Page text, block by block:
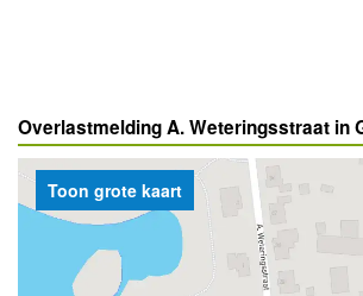
Overlastmelding A. Weteringsstraat in
Toon grote kaart